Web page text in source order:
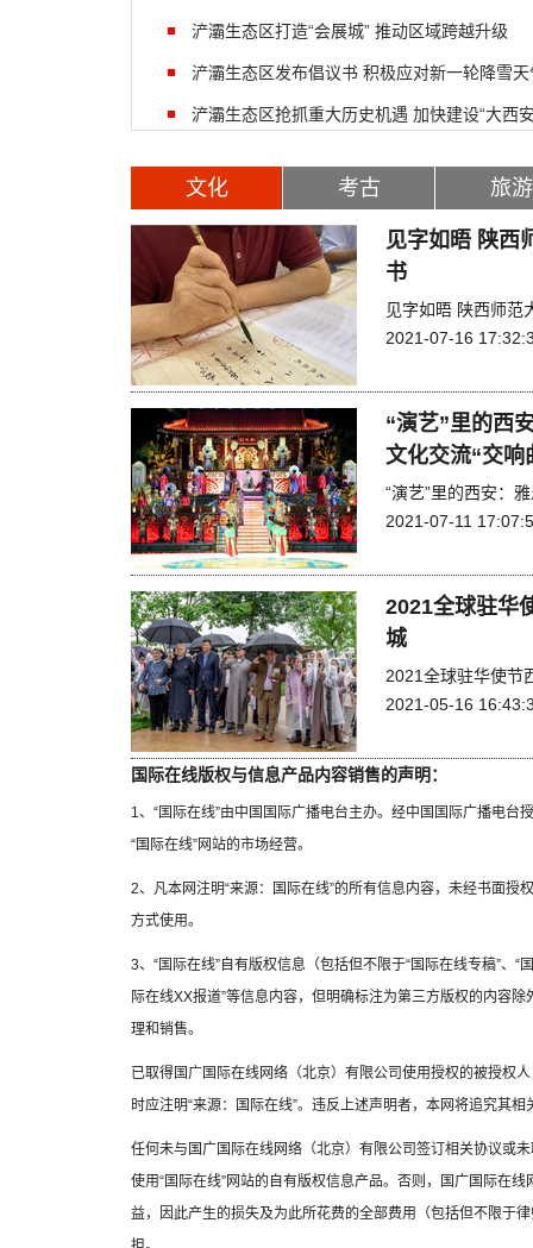
浐灞生态区打造“会展城” 推动区域跨越升级
浐灞生态区发布倡议书 积极应对新一轮降雪天
浐灞生态区抢抓重大历史机遇 加快建设“大西
文化 考古 旅游
见字如晤 陕西
书
见字如晤 陕西师范
2021-07-16
“演艺”里的西
文化交流“交响
“演艺”里的西安：
2021-07-11
2021全球驻华
城
2021全球驻华使节
2021-05-16
国际在线版权与信息产品内容销售的声明：
1、“国际在线”由中国国际广播电台主办。经中国国际广播电
“国际在线”网站的市场经营。
2、凡本网注明“来源：国际在线”的所有信息内容，未经书面
方式使用。
3、“国际在线”自有版权信息（包括但不限于“国际在线专稿”、“
际在线XX报道”等信息内容，但明确标注为第三方版权的内容
理和销售。
已取得国广国际在线网络（北京）有限公司使用授权的被授权
时应注明“来源：国际在线”。违反上述声明者，本网将追究其相
任何未与国广国际在线网络（北京）有限公司签订相关协议或
使用“国际在线”网站的自有版权信息产品。否则，国广国际在
益，因此产生的损失及为此所花费的全部费用（包括但不限于